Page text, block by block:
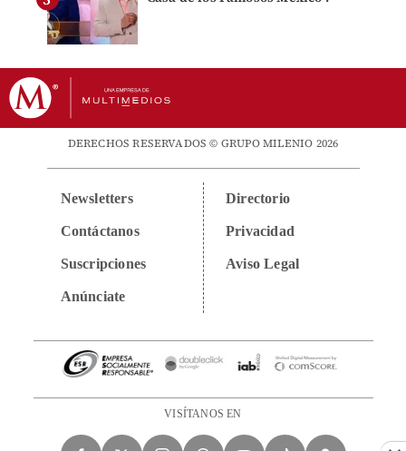
DERECHOS RESERVADOS © GRUPO MILENIO 2026
Newsletters
Contáctanos
Suscripciones
Anúnciate
Directorio
Privacidad
Aviso Legal
VISÍTANOS EN